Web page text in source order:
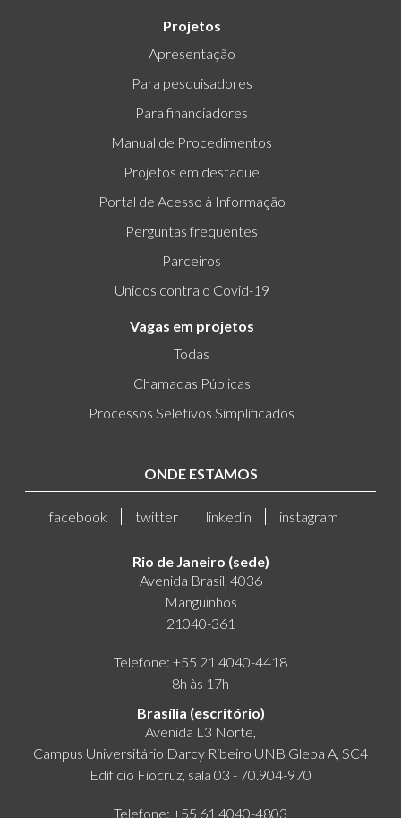
Projetos
Apresentação
Para pesquisadores
Para financiadores
Manual de Procedimentos
Projetos em destaque
Portal de Acesso à Informação
Perguntas frequentes
Parceiros
Unidos contra o Covid-19
Vagas em projetos
Todas
Chamadas Públicas
Processos Seletivos Simplificados
ONDE ESTAMOS
facebook twitter linkedin instagram
Rio de Janeiro (sede)
Avenida Brasil, 4036
Manguinhos
21040-361
Telefone: +55 21 4040-4418
8h às 17h
Brasília (escritório)
Avenida L3 Norte,
Campus Universitário Darcy Ribeiro UNB Gleba A, SC4
Edifício Fiocruz, sala 03 - 70.904-970
Telefone: +55 61 4040-4803